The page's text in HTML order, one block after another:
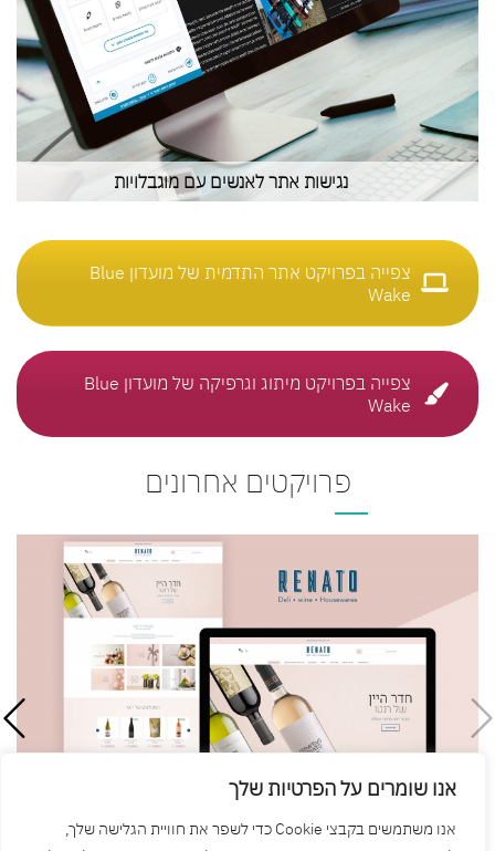
אנו שומרים על הפרטיות שלך
אנו משתמשים בקבצי Cookie כדי לשפר את חוויית הגלישה שלך,
נגישות אתר לאנשים עם מוגבלויות
צפייה בפרויקט אתר התדמית של מועדון Blue
Wake
צפייה בפרויקט מיתוג וגרפיקה של מועדון Blue
Wake
פרויקטים אחרונים